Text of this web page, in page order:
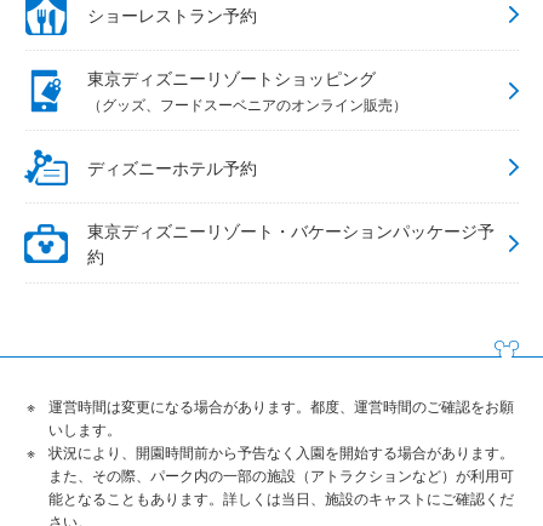
ショーレストラン予約
東京ディズニーリゾートショッピング
（グッズ、フードスーベニアのオンライン販売）
ディズニーホテル予約
東京ディズニーリゾート・バケーションパッケージ予
約
運営時間は変更になる場合があります。都度、運営時間のご確認をお願
いします。
状況により、開園時間前から予告なく入園を開始する場合があります。
また、その際、パーク内の一部の施設（アトラクションなど）が利用可
能となることもあります。詳しくは当日、施設のキャストにご確認くだ
さい。